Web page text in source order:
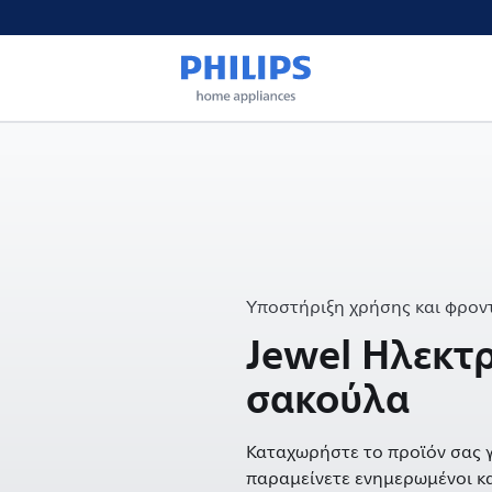
Υποστήριξη χρήσης και
Jewel
σακούλα
Καταχωρήστε το προϊόν σας
παραμείνετε ενημερωμένοι